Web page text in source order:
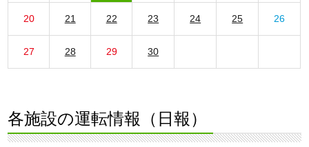
20 21 22 23 24 25 26
27 28 29 30
各施設の運転情報（日報）